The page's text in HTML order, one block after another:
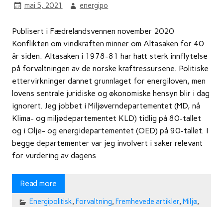
mai 5, 2021 energipo
Publisert i Fædrelandsvennen november 2020
Konflikten om vindkraften minner om Altasaken for 40
år siden. Altasaken i 1978-81 har hatt sterk innflytelse
på forvaltningen av de norske kraftressursene. Politiske
ettervirkninger dannet grunnlaget for energiloven, men
lovens sentrale juridiske og økonomiske hensyn blir i dag
ignorert. Jeg jobbet i Miljøverndepartementet (MD, nå
Klima- og miljødepartementet KLD) tidlig på 80-tallet
og i Olje- og energidepartementet (OED) på 90-tallet. I
begge departementer var jeg involvert i saker relevant
for vurdering av dagens
Read more
Energipolitisk, Forvaltning, Fremhevede artikler, Miljø,